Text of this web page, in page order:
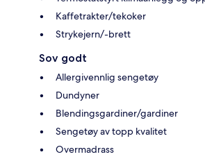
Kaffetrakter/tekoker
Strykejern/-brett
Sov godt
Allergivennlig sengetøy
Dundyner
Blendingsgardiner/gardiner
Sengetøy av topp kvalitet
Overmadrass